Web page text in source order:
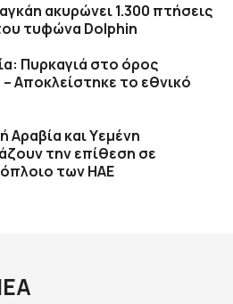
ακυρώνει 1.300 πτήσεις
τυφώνα Dolphin
Πυρκαγιά στο όρος
Αποκλείστηκε το εθνικό
Αραβία και Υεμένη
την επίθεση σε
των ΗΑΕ